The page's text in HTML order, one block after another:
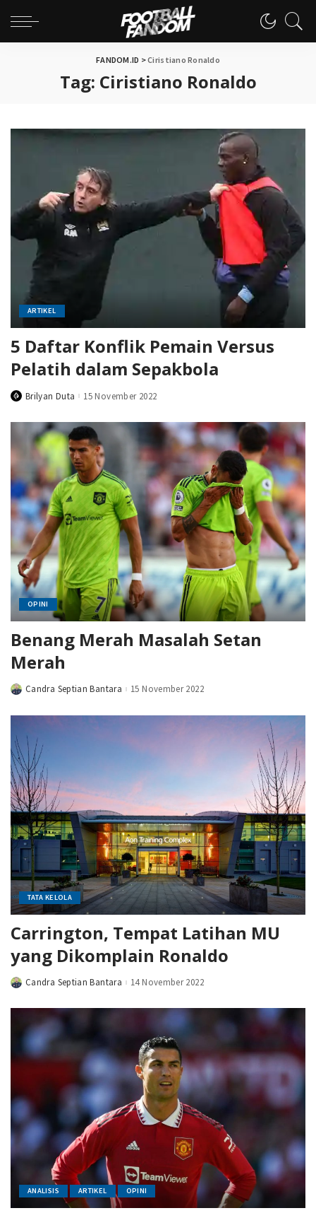
FANDOM.ID >Ciristiano Ronaldo
Tag: Ciristiano Ronaldo
ARTIKEL
5 Daftar Konflik Pemain Versus
Pelatih dalam Sepakbola
PostedBrilyan Duta 15 November 2022
OPINI
Benang Merah Masalah Setan
Merah
PostedCandra Septian Bantara 15 November 2022
TATA KELOLA
Carrington, Tempat Latihan MU
yang Dikomplain Ronaldo
PostedCandra Septian Bantara 14 November 2022
ANALISIS ARTIKEL OPINI